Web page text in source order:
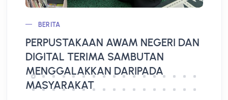
BERITA
PERPUSTAKAAN AWAM NEGERI DAN
DIGITAL TERIMA SAMBUTAN
MENGGALAKKAN DARIPADA
MASYARAKAT